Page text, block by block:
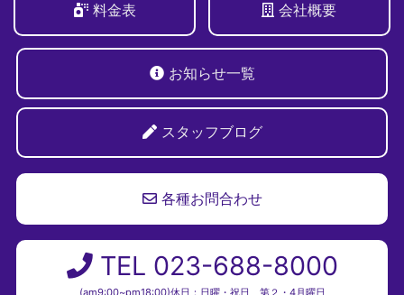
料金表 会社概要
お知らせ一覧
スタッフブログ
各種お問合わせ
TEL 023-688-8000